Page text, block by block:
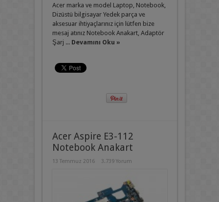
Acer marka ve model Laptop, Notebook,
Dizüstü bilgisayar Yedek parça ve
aksesuar ihtiyaçlarınız için lütfen bize
mesaj atınız Notebook Anakart, Adaptör
Şarj ... Devamını Oku »
Acer Aspire E3-112
Notebook Anakart
13 Temmuz 2016 3.739 Yorum